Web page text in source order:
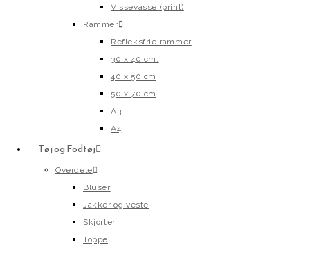
Vissevasse (print)
Rammer
Refleksfrie rammer
30 x 40 cm.
40 x 50 cm
50 x 70 cm
A3
A4
Tøj og Fodtøj
Overdele
Bluser
Jakker og veste
Skjorter
Toppe